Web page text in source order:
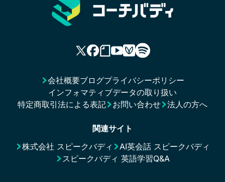
会社概要ブログプライバシーポリシー
インフォマティブデータの取り扱い
特定商取引法による表記
お問い合わせ 法人の方へ
関連サイト
株式会社 スピークバディ
AI英会話 スピークバディ
スピークバディ 英語学習Q&A